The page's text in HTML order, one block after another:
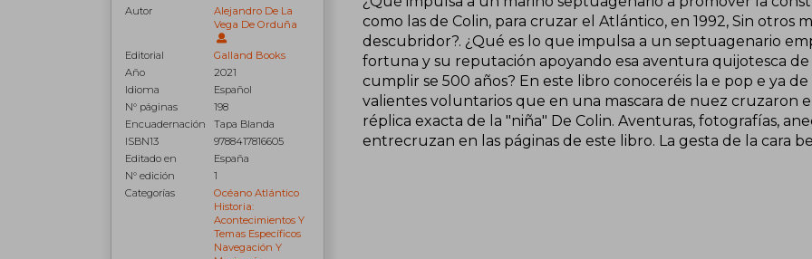
Autor
Alejandro De La
Vega De Orduña
Editorial
Galland Books
Año
2021
Idioma
Español
N° páginas
198
Encuadernación
Tapa Blanda
ISBN13
9788417816605
Editado en
España
N° edición
1
Categorías
Océano Atlántico
Historia:
Acontecimientos Y
Temas Específicos
Navegación Y
como las de Colin, para cruzar el Atlántico, en 1992, Sin otros
descubridor?. ¿Qué es lo que impulsa a un septuagenario
fortuna y su reputación apoyando esa aventura quijotesca
cumplir se 500 años? En este libro conoceréis la e pop e ya
valientes voluntarios que en una mascara de nuez cruzaron
réplica exacta de la "niña" De Colin. Aventuras, fotografías,
entrecruzan en las páginas de este libro. La gesta de la cara